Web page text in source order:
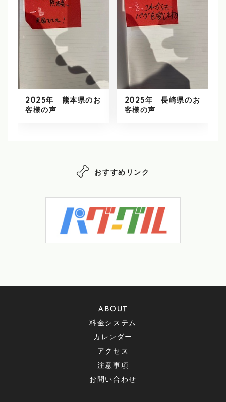
2025年 熊本県のお
客様の声
2025年 長崎県のお
客様の声
おすすめリンク
ABOUT
料金システム
カレンダー
アクセス
注意事項
お問い合わせ